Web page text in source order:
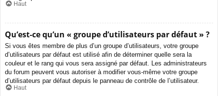
Haut
Qu’est-ce qu’un « groupe d’utilisateurs par défaut » ?
Si vous êtes membre de plus d’un groupe d’utilisateurs, votre groupe
d’utilisateurs par défaut est utilisé afin de déterminer quelle sera la
couleur et le rang qui vous sera assigné par défaut. Les administrateurs
du forum peuvent vous autoriser à modifier vous-même votre groupe
d’utilisateurs par défaut depuis le panneau de contrôle de l’utilisateur.
Haut